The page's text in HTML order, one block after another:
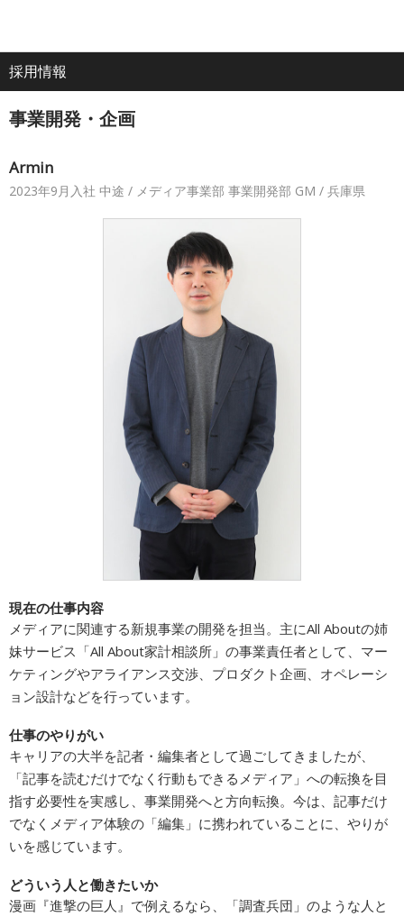
All
About
ホーム
企業情報
IR・投資家情報
広告商品のご案内
ソーシャルアカウント
事業開発・企画
Armin
2023年9月入社 中途 / メディア事業部 事業開発部 GM / 兵庫県
現在の仕事内容
メディアに関連する新規事業の開発を担当。主にAll Aboutの姉
妹サービス「All About家計相談所」の事業責任者として、マー
ケティングやアライアンス交渉、プロダクト企画、オペレーシ
ョン設計などを行っています。
仕事のやりがい
キャリアの大半を記者・編集者として過ごしてきましたが、
「記事を読むだけでなく行動もできるメディア」への転換を目
指す必要性を実感し、事業開発へと方向転換。今は、記事だけ
でなくメディア体験の「編集」に携われていることに、やりが
いを感じています。
どういう人と働きたいか
漫画『進撃の巨人』で例えるなら、「調査兵団」のような人と
採用情報